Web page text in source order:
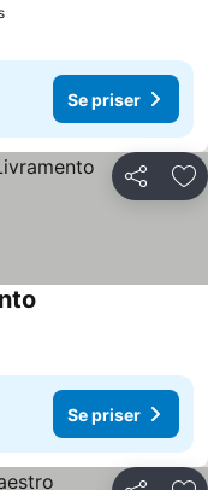
Se priser
Dela
Se priser